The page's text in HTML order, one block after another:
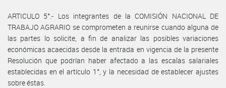
ARTICULO 5°.- Los integrantes de la COMISIÓN NACIONAL DE
TRABAJO AGRARIO se comprometen a reunirse cuando alguna de
las partes lo solicite, a fin de analizar las posibles variaciones
económicas acaecidas desde la entrada en vigencia de la presente
Resolución que podrían haber afectado a las escalas salariales
establecidas en el artículo 1°, y la necesidad de establecer ajustes
sobre éstas.